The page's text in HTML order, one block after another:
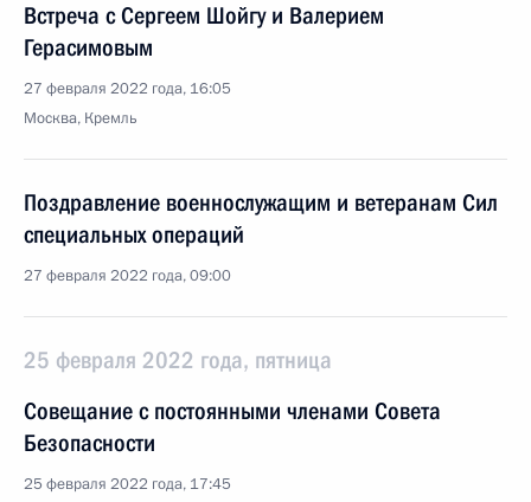
Встреча с Сергеем Шойгу и Валерием
Герасимовым
27 февраля 2022 года, 16:05
Москва, Кремль
Поздравление военнослужащим и ветеранам Сил
специальных операций
27 февраля 2022 года, 09:00
25 февраля 2022 года, пятница
Совещание с постоянными членами Совета
Безопасности
25 февраля 2022 года, 17:45